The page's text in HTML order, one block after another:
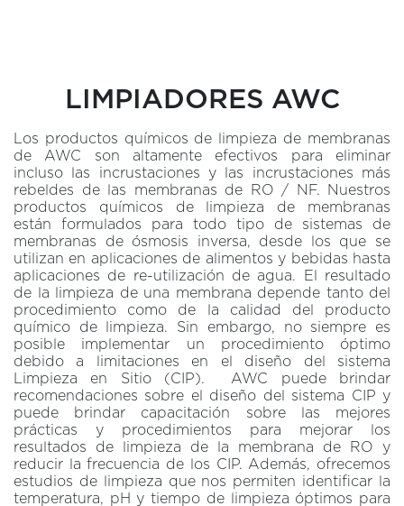
LIMPIADORES AWC
Los productos químicos de limpieza de membranas
de AWC son altamente efectivos para eliminar
incluso las incrustaciones y las incrustaciones más
rebeldes de las membranas de RO / NF. Nuestros
productos químicos de limpieza de membranas
están formulados para todo tipo de sistemas de
membranas de ósmosis inversa, desde los que se
utilizan en aplicaciones de alimentos y bebidas hasta
aplicaciones de re-utilización de agua. El resultado
de la limpieza de una membrana depende tanto del
procedimiento como de la calidad del producto
químico de limpieza. Sin embargo, no siempre es
posible implementar un procedimiento óptimo
debido a limitaciones en el diseño del sistema
Limpieza en Sitio (CIP). AWC puede brindar
recomendaciones sobre el diseño del sistema CIP y
puede brindar capacitación sobre las mejores
prácticas y procedimientos para mejorar los
resultados de limpieza de la membrana de RO y
reducir la frecuencia de los CIP. Además, ofrecemos
estudios de limpieza que nos permiten identificar la
temperatura, pH y tiempo de limpieza óptimos para